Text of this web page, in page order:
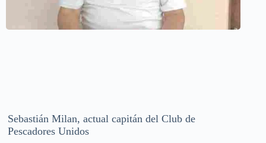
Sebastián Milan, actual capitán del Club de
Pescadores Unidos